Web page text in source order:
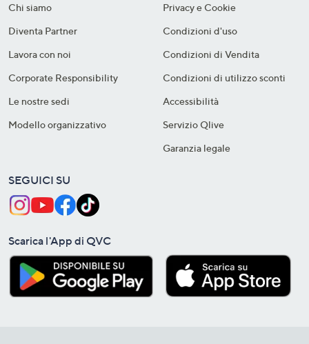
Chi siamo
Diventa Partner
Lavora con noi
Corporate Responsibility
Le nostre sedi
Modello organizzativo
Privacy e Cookie
Condizioni d'uso
Condizioni di Vendita
Condizioni di utilizzo sconti
Accessibilità
Servizio Qlive
Garanzia legale
SEGUICI SU
Scarica l'App di QVC